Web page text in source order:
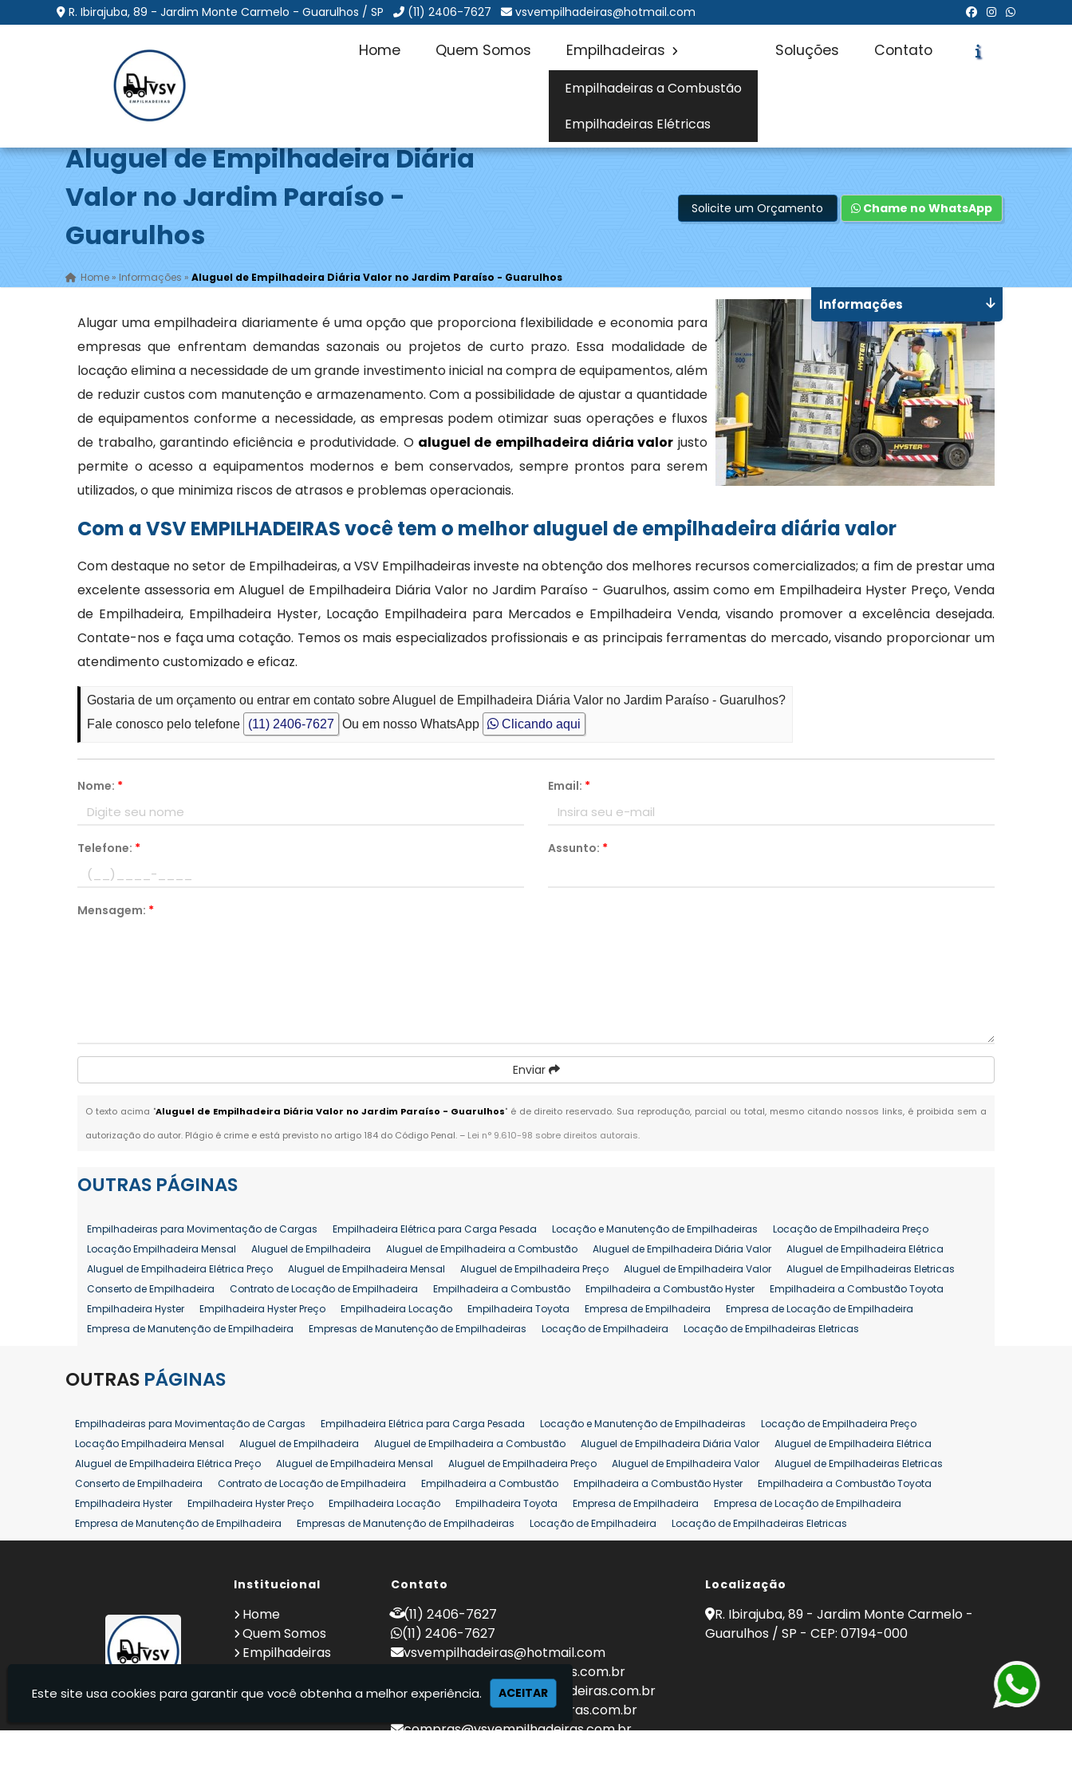
R. Ibirajuba, 89 - Jardim Monte Carmelo - Guarulhos / SP (11) 2406-7627 vsvempilhadeiras@hotmail.com
Home Quem Somos Empilhadeiras
Empilhadeiras a Combustão
Empilhadeiras Elétricas
Soluções Contato
Aluguel de Empilhadeira Diária
Valor no Jardim Paraíso -
Guarulhos
Home »Informações »Aluguel de Empilhadeira Diária Valor no Jardim Paraíso - Guarulhos
Solicite um Orçamento Chame no WhatsApp
Alugar uma empilhadeira diariamente é uma opção que proporciona flexibilidade e economia para
empresas que enfrentam demandas sazonais ou projetos de curto prazo. Essa modalidade de
locação elimina a necessidade de um grande investimento inicial na compra de equipamentos, além
de reduzir custos com manutenção e armazenamento. Com a possibilidade de ajustar a quantidade
de equipamentos conforme a necessidade, as empresas podem otimizar suas operações e fluxos
de trabalho, garantindo eficiência e produtividade. O aluguel de empilhadeira diária valor justo
permite o acesso a equipamentos modernos e bem conservados, sempre prontos para serem
utilizados, o que minimiza riscos de atrasos e problemas operacionais.
Com a VSV EMPILHADEIRAS você tem o melhor aluguel de empilhadeira diária valor
Com destaque no setor de Empilhadeiras, a VSV Empilhadeiras investe na obtenção dos melhores recursos comercializados; a fim de prestar uma
excelente assessoria em Aluguel de Empilhadeira Diária Valor no Jardim Paraíso - Guarulhos, assim como em Empilhadeira Hyster Preço, Venda
de Empilhadeira, Empilhadeira Hyster, Locação Empilhadeira para Mercados e Empilhadeira Venda, visando promover a excelência desejada.
Contate-nos e faça uma cotação. Temos os mais especializados profissionais e as principais ferramentas do mercado, visando proporcionar um
atendimento customizado e eficaz.
Gostaria de um orçamento ou entrar em contato sobre Aluguel de Empilhadeira Diária Valor no Jardim Paraíso - Guarulhos?
Fale conosco pelo telefone
(11) 2406-7627 Ou em nosso WhatsApp Clicando aqui
Nome: * Email: *
Telefone: * Assunto: *
Mensagem: *
Enviar
O texto acima "Aluguel de Empilhadeira Diária Valor no Jardim Paraíso - Guarulhos" é de direito reservado. Sua reprodução, parcial ou total, mesmo citando nossos links, é proibida sem a
autorização do autor. Plágio é crime e está previsto no artigo 184 do Código Penal. – Lei n° 9.610-98 sobre direitos autorais.
Informações
OUTRAS PÁGINAS
Empilhadeiras para Movimentação de Cargas Empilhadeira Elétrica para Carga Pesada Locação e Manutenção de Empilhadeiras
Locação de Empilhadeira Preço
Locação Empilhadeira Mensal
Aluguel de Empilhadeira Aluguel de Empilhadeira a Combustão Aluguel de Empilhadeira Diária Valor
Aluguel de Empilhadeira Elétrica
Aluguel de Empilhadeira Elétrica Preço
Aluguel de Empilhadeira Mensal Aluguel de Empilhadeira Preço Aluguel de Empilhadeira Valor
Aluguel de Empilhadeiras Eletricas
Conserto de Empilhadeira
Contrato de Locação de Empilhadeira Empilhadeira a Combustão Empilhadeira a Combustão Hyster
Empilhadeira a Combustão Toyota
Empilhadeira Hyster
Empilhadeira Hyster Preço Empilhadeira Locação Empilhadeira Toyota Empresa de Empilhadeira
Empresa de Locação de Empilhadeira
Empresa de Manutenção de Empilhadeira
Empresas de Manutenção de Empilhadeiras Locação de Empilhadeira
Locação de Empilhadeiras Eletricas
Manutenção em Empilhadeiras
Reforma de Empilhadeira
Aluguel de Empilhadeira 25 ton
Locação de Empilhadeira 25 ton Comprar Empilhadeira 25 ton Empilhadeira a Combustão 25 ton
Preço de Empilhadeira 25 ton
Venda Empilhadeiras 25 ton
OUTRAS PÁGINAS
Empilhadeiras para Movimentação de Cargas Empilhadeira Elétrica para Carga Pesada Locação e Manutenção de Empilhadeiras
Locação de Empilhadeira Preço
Locação Empilhadeira Mensal
Aluguel de Empilhadeira Aluguel de Empilhadeira a Combustão Aluguel de Empilhadeira Diária Valor
Aluguel de Empilhadeira Elétrica
Aluguel de Empilhadeira Elétrica Preço
Aluguel de Empilhadeira Mensal Aluguel de Empilhadeira Preço Aluguel de Empilhadeira Valor
Aluguel de Empilhadeiras Eletricas
Conserto de Empilhadeira
Contrato de Locação de Empilhadeira Empilhadeira a Combustão Empilhadeira a Combustão Hyster
Empilhadeira a Combustão Toyota
Empilhadeira Hyster
Empilhadeira Hyster Preço Empilhadeira Locação Empilhadeira Toyota Empresa de Empilhadeira
Empresa de Locação de Empilhadeira
Empresa de Manutenção de Empilhadeira
Empresas de Manutenção de Empilhadeiras Locação de Empilhadeira
Locação de Empilhadeiras Eletricas
Locação Empilhadeira Hyster
Locação Empilhadeira para Hipermercados Locação Empilhadeira para Mercados
Manutenção de Empilhadeiras
Comprar Empilhadeira Comprar Empilhadeira Elétrica Comprar Empilhadeira Hyster
Locação de Empilhadeira 25 ton
Comprar Empilhadeira 25 ton Empilhadeira a Combustão 25 ton Preço de Empilhadeira 25 ton Venda Empilhadeiras 25 ton
Institucional
Home
Quem Somos
Empilhadeiras
Informações
Contato
(11) 2406-7627
(11) 2406-7627
vsvempilhadeiras@hotmail.com
locacao@vsvempilhadeiras.com.br
manutencao@vsvempilhadeiras.com.br
financeiro@vsvempilhadeiras.com.br
compras@vsvempilhadeiras.com.br
Localização
R. Ibirajuba, 89 - Jardim Monte Carmelo -
Guarulhos / SP - CEP: 07194-000
Este site usa cookies para garantir que você obtenha a melhor experiência. ACEITAR